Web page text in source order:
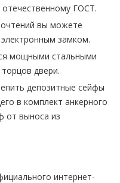
отечественному ГОСТ.
вы можете
замком.
мощными стальными
двери.
депозитные сейфы
в комплект анкерного
от выноса из
интернет-